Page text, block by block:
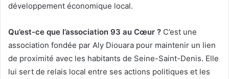
développement économique local.
Qu’est-ce que l’association 93 au Cœur ? C’est une
association fondée par Aly Diouara pour maintenir un lien
de proximité avec les habitants de Seine-Saint-Denis. Elle
lui sert de relais local entre ses actions politiques et les